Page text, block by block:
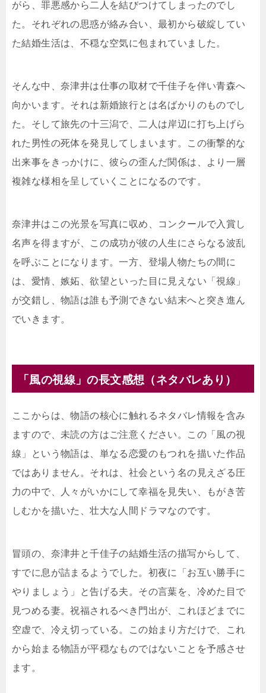
がら、罪悪感から二人を結びつけてしまったのでし
た。それぞれの思惑が絡み合い、最初から破綻してい
た結婚生活は、不穏な空気に包まれていました。
そんな中、奈津井は仕事の取材で千佳子を伴い青森へ
向かいます。それは新婚旅行とは名ばかりのものでし
た。そして旅先の十三潟で、二人は岸辺に打ち上げら
れた男性の死体を発見してしまいます。この衝撃的な
出来事をきっかけに、彼らの歪んだ関係は、より一層
複雑な様相を呈していくことになるのです。
奈津井はこの光景を写真に収め、コンクールで入賞し
名声を得ますが、この成功が彼の人生にさらなる波乱
を呼ぶことになります。一方、登場人物たちの間に
は、愛情、嫉妬、欲望といった目に見えない「視線」
が交錯し、物語は誰も予測できない結末へと突き進ん
でいきます。
「風の視線」の長文感想（ネタバレあり）
ここからは、物語の核心に触れるネタバレ情報を含み
ますので、未読の方はご注意ください。この「風の視
線」という物語は、単なる恋愛のもつれを描いた作品
ではありません。それは、社会という名の見えざる圧
力の中で、人々がいかにして幸福を見失い、もがき苦
しむかを描いた、壮大な人間ドラマなのです。
冒頭の、奈津井と千佳子の結婚生活の描写からして、
すでに息が詰まるようでした。初夜に「お互い勝手に
やりましょう」と告げる夫。その言葉を、冷めた目で
見つめる妻。祝福されるべき門出が、これほどまでに
空虚で、冷え切っている。この始まり方だけで、これ
から始まる物語が平穏なものではないことを予感させ
ます。